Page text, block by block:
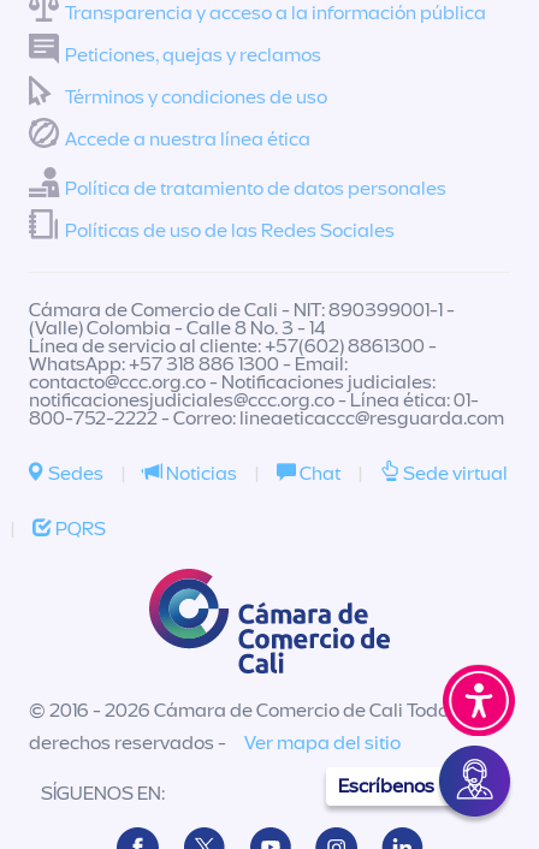
Escríbenos
Transparencia y acceso a la información pública
Peticiones, quejas y reclamos
Términos y condiciones de uso
Accede a nuestra línea ética
Política de tratamiento de datos personales
Políticas de uso de las Redes Sociales
Cámara de Comercio de Cali - NIT: 890399001-1 -
(Valle) Colombia - Calle 8 No. 3 - 14
Línea de servicio al cliente: +57(602) 8861300 -
WhatsApp: +57 318 886 1300 - Email:
contacto@ccc.org.co- Notificaciones judiciales:
notificacionesjudiciales@ccc.org.co- Línea ética: 01-
800-752-2222 - Correo: lineaeticaccc@resguarda.com
Sedes | Noticias | Chat | Sede virtual
| PQRS
© 2016 - 2026 Cámara de Comercio de Cali Todos los
derechos reservados -
Ver mapa del sitio
SÍGUENOS EN: